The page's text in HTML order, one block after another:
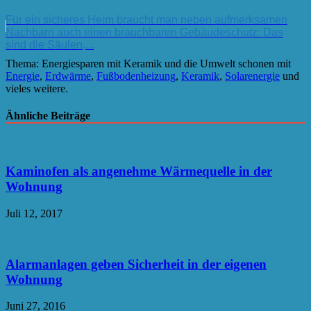
Für ein sicheres Heim braucht man neben aufmerksamen
Nachbarn auch einen brauchbaren Gebäudeschutz: Das
sind die Säulen,...
Thema: Energiesparen mit Keramik und die Umwelt schonen mit
Energie, Erdwärme, Fußbodenheizung, Keramik, Solarenergie und
vieles weitere.
Ähnliche Beiträge
Kaminofen als angenehme Wärmequelle in der
Wohnung
Juli 12, 2017
Alarmanlagen geben Sicherheit in der eigenen
Wohnung
Juni 27, 2016